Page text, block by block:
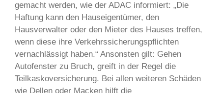
gemacht werden, wie der ADAC informiert: „Die
Haftung kann den Hauseigentümer, den
Hausverwalter oder den Mieter des Hauses treffen,
wenn diese ihre Verkehrssicherungspflichten
vernachlässigt haben.“ Ansonsten gilt: Gehen
Autofenster zu Bruch, greift in der Regel die
Teilkaskoversicherung. Bei allen weiteren Schäden
wie Dellen oder Macken hilft die